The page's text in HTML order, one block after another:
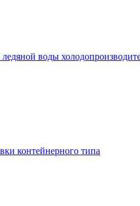
воды
контейнерного типа